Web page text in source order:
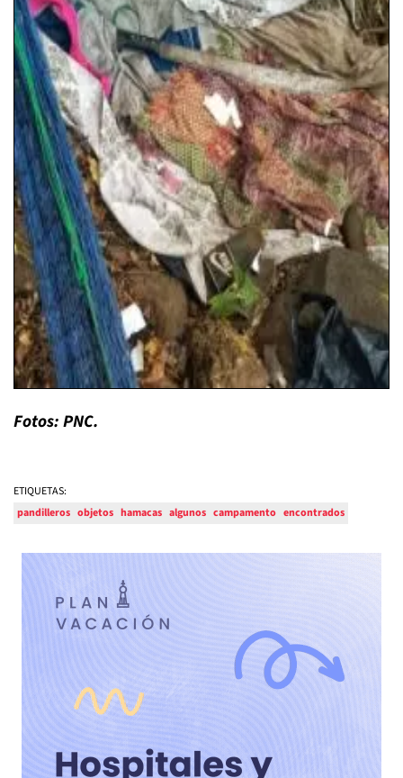
Fotos: PNC.
ETIQUETAS:
pandilleros objetos hamacas algunos campamento encontrados